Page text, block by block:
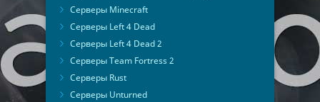
Серверы Minecraft
Серверы Left 4 Dead
Серверы Left 4 Dead 2
Серверы Team Fortress 2
Серверы Rust
Серверы Unturned